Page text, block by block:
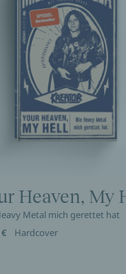
Heaven, My
Metal mich gerettet hat
Hardcover